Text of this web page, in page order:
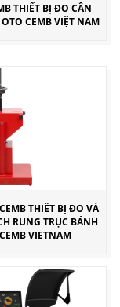
THIẾT BỊ ĐO CÂN
CEMB VIỆT NAM
THIẾT BỊ ĐO VÀ
RUNG TRỤC BÁNH
VIETNAM